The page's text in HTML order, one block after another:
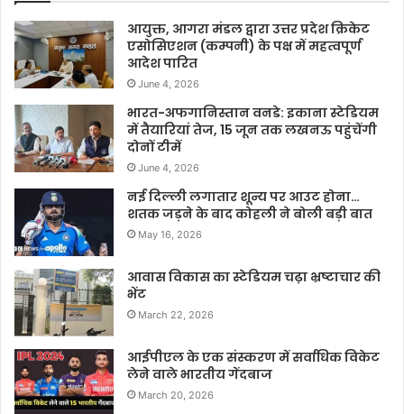
आयुक्त, आगरा मंडल द्वारा उत्तर प्रदेश क्रिकेट
एसोसिएशन (कम्पनी) के पक्ष में महत्वपूर्ण
आदेश पारित
June 4, 2026
भारत-अफगानिस्तान वनडे: इकाना स्टेडियम
में तैयारियां तेज, 15 जून तक लखनऊ पहुंचेंगी
दोनों टीमें
June 4, 2026
नई दिल्ली लगातार शून्य पर आउट होना…
शतक जड़ने के बाद कोहली ने बोली बड़ी बात
May 16, 2026
आवास विकास का स्टेडियम चढ़ा भ्रष्टाचार की
भेंट
March 22, 2026
आईपीएल के एक संस्करण में सर्वाधिक विकेट
लेने वाले भारतीय गेंदबाज
March 20, 2026